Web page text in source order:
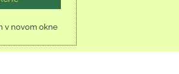
v novom okne